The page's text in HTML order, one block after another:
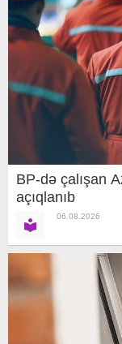
BP-də çalışan
açıqlanıb
06.08.2026